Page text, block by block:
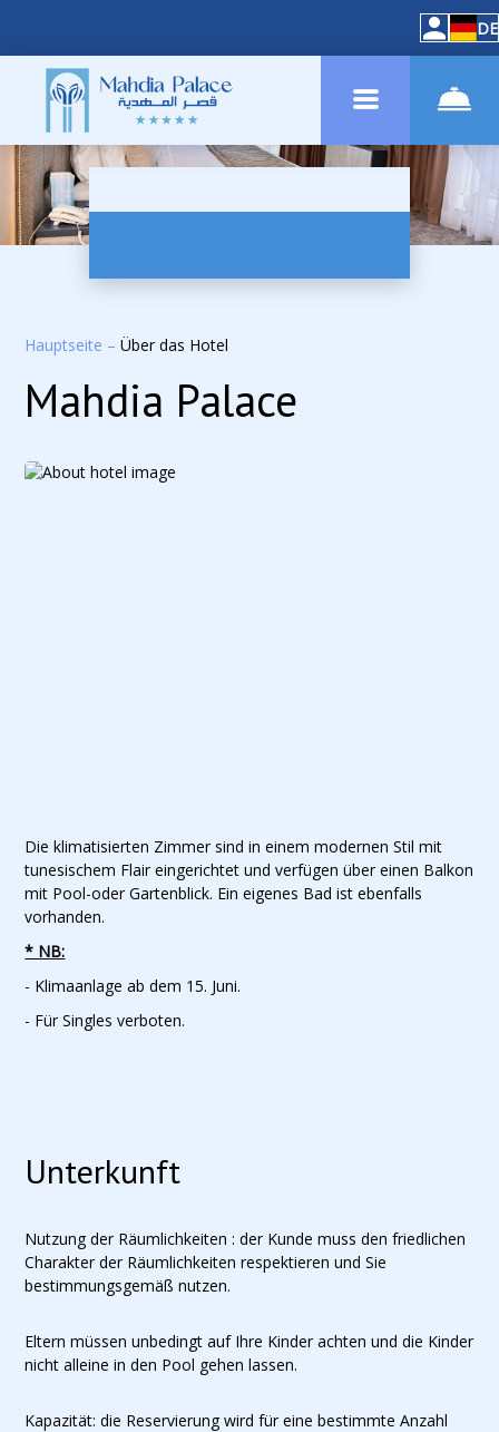
DE
Hauptseite –Über das Hotel
Mahdia Palace
Die klimatisierten Zimmer sind in einem modernen Stil mit
tunesischem Flair eingerichtet und verfügen über einen Balkon
mit Pool-oder Gartenblick. Ein eigenes Bad ist ebenfalls
vorhanden.
* NB:
- Klimaanlage ab dem 15. Juni.
- Für Singles verboten.
Unterkunft
Nutzung der Räumlichkeiten : der Kunde muss den friedlichen
Charakter der Räumlichkeiten respektieren und Sie
bestimmungsgemäß nutzen.
Eltern müssen unbedingt auf Ihre Kinder achten und die Kinder
nicht alleine in den Pool gehen lassen.
Kapazität: die Reservierung wird für eine bestimmte Anzahl